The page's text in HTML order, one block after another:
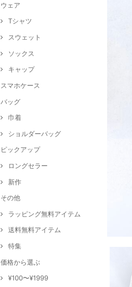
ウェア
Tシャツ
スウェット
ソックス
キャップ
スマホケース
バッグ
巾着
ショルダーバッグ
ピックアップ
ロングセラー
新作
その他
ラッピング無料アイテム
送料無料アイテム
特集
価格から選ぶ
¥100〜¥1999